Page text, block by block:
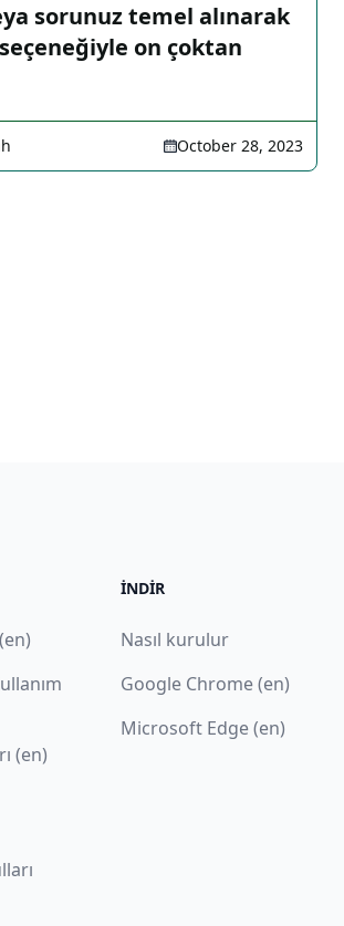
sorunuz temel alınarak
on çoktan
October 28, 2023
(en)
İNDIR
Nasıl kurulur
Google Chrome (en)
Microsoft Edge (en)